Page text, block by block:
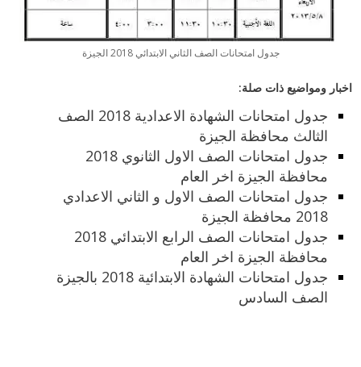
جدول امتحانات الصف الثاني الابتدائي 2018 الجيزة
اخبار ومواضيع ذات صلة:
جدول امتحانات الشهادة الاعدادية 2018 الصف
الثالث محافظة الجيزة
جدول امتحانات الصف الاول الثانوي 2018
محافظة الجيزة اخر العام
جدول امتحانات الصف الاول و الثاني الاعدادي
2018 محافظة الجيزة
جدول امتحانات الصف الرابع الابتدائي 2018
محافظة الجيزة اخر العام
جدول امتحانات الشهادة الابتدائية 2018 بالجيزة
الصف السادس